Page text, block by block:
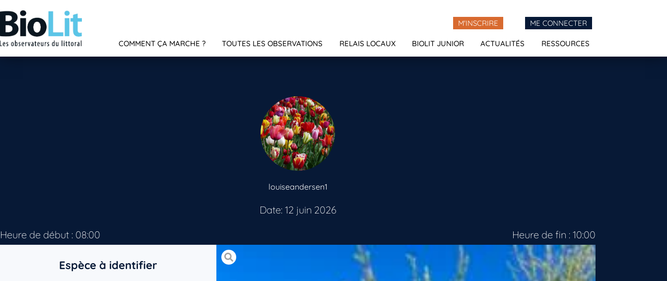
M'INSCRIRE ME CONNECTER
COMMENT ÇA MARCHE ? TOUTES LES OBSERVATIONS RELAIS LOCAUX BIOLIT JUNIOR ACTUALITÉS RESSOURCES
louiseandersen1
Date: 12 juin 2026
Heure de début : 08:00
Heure de fin : 10:00
Espèce à identifier